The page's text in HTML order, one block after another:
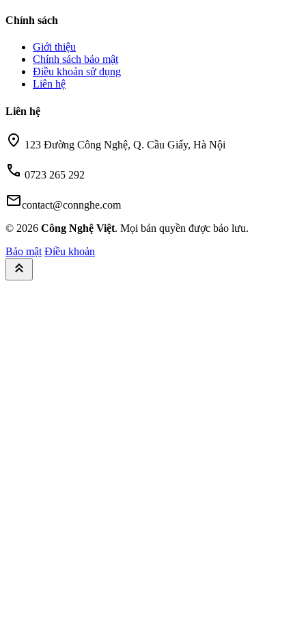
Chính sách
Giới thiệu
Chính sách bảo mật
Điều khoản sử dụng
Liên hệ
Liên hệ
location_on 123 Đường Công Nghệ, Q. Cầu Giấy, Hà Nội
call 0723 265 292
mailcontact@connghe.com
© 2026 Công Nghệ Việt. Mọi bản quyền được bảo lưu.
Bảo mật Điều khoản
keyboard_double_arrow_up